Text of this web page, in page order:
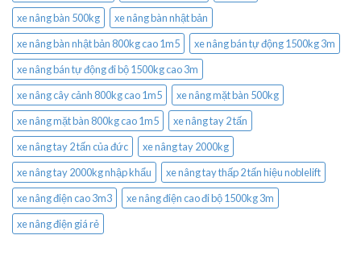
xe nâng bàn 500kg
xe nâng bàn nhật bản
xe nâng bàn nhật bản 800kg cao 1m5
xe nâng bán tự động 1500kg 3m
xe nâng bán tự động đi bộ 1500kg cao 3m
xe nâng cây cảnh 800kg cao 1m5
xe nâng mặt bàn 500kg
xe nâng mặt bàn 800kg cao 1m5
xe nâng tay 2 tấn
xe nâng tay 2 tấn của đức
xe nâng tay 2000kg
xe nâng tay 2000kg nhập khẩu
xe nâng tay thấp 2 tấn hiệu noblelift
xe nâng điện cao 3m3
xe nâng điện cao đi bộ 1500kg 3m
xe nâng điện giá rẻ